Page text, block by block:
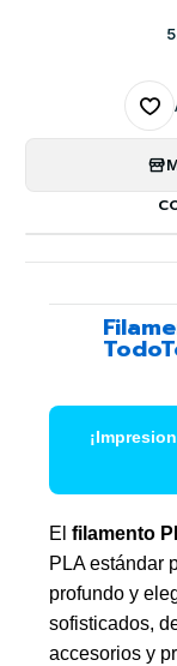
El filamento
PLA estándar
profundo y
sofisticados,
accesorios y